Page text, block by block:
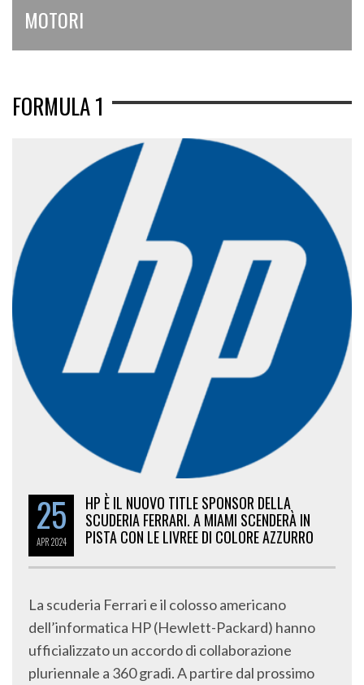
MOTORI
FORMULA 1
25
APR2024
HP È IL NUOVO TITLE SPONSOR DELLA
SCUDERIA FERRARI. A MIAMI SCENDERÀ IN
PISTA CON LE LIVREE DI COLORE AZZURRO
La scuderia Ferrari e il colosso americano
dell’informatica HP (Hewlett-Packard) hanno
ufficializzato un accordo di collaborazione
pluriennale a 360 gradi. A partire dal prossimo